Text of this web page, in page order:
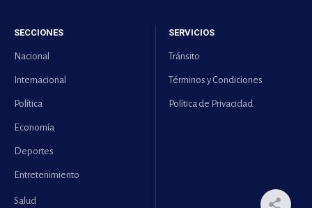
SECCIONES
Nacional
Internacional
Política
Economía
Deportes
Entretenimiento
Salud
SERVICIOS
Tránsito
Términos y Condiciones
Política de Privacidad